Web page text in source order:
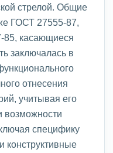
стрелой. Общие
ГОСТ 27555-87,
касающиеся
заключалась в
отнесения
учитывая его
возможности
специфику
конструктивные